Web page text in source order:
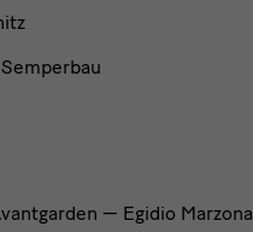
— Egidio Marzona